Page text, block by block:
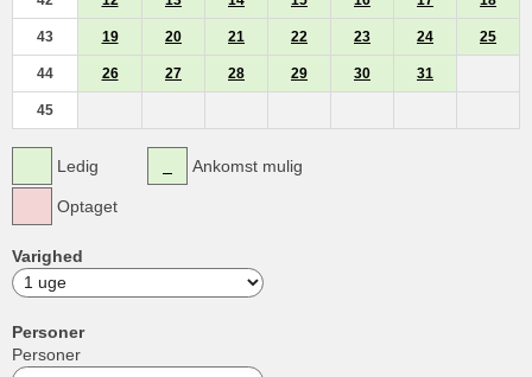
43 19 20 21 22 23 24 25
44 26 27 28 29 30 31
45
Ledig
Optaget
Ankomst mulig
Varighed
Personer
Personer